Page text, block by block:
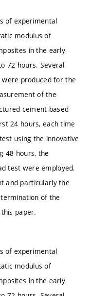
of experimental
modulus of
in the early
72 hours. Several
produced for the
of the
cement-based
24 hours, each time
using the innovative
48 hours, the
test were employed.
and particularly the
of the
paper.
of experimental
modulus of
in the early